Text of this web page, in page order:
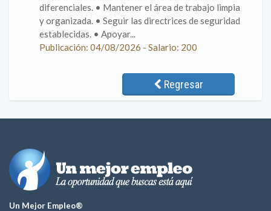
diferenciales. • Mantener el área de trabajo limpia
y organizada. • Seguir las directrices de seguridad
establecidas. • Apoyar...
Publicación: 04/08/2026 - Salario: 200
Regresar
Un Mejor Empleo®